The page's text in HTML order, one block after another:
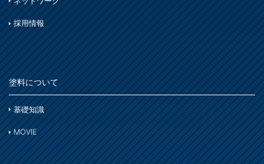
採用情報
塗料について
基礎知識
MOVIE